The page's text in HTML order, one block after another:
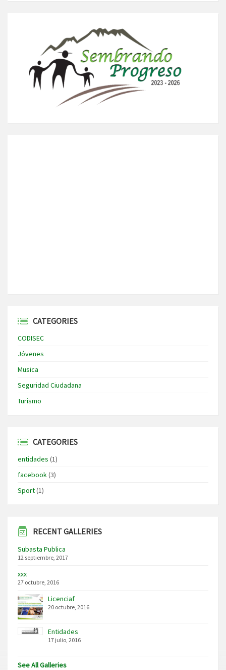
CATEGORIES
CODISEC
Jóvenes
Musica
Seguridad Ciudadana
Turismo
CATEGORIES
entidades (1)
facebook(3)
Sport(1)
RECENT GALLERIES
Subasta Publica
12 septiembre, 2017
xxx
27 octubre, 2016
Licenciaf
20 octubre, 2016
Entidades
17 julio, 2016
See All Galleries